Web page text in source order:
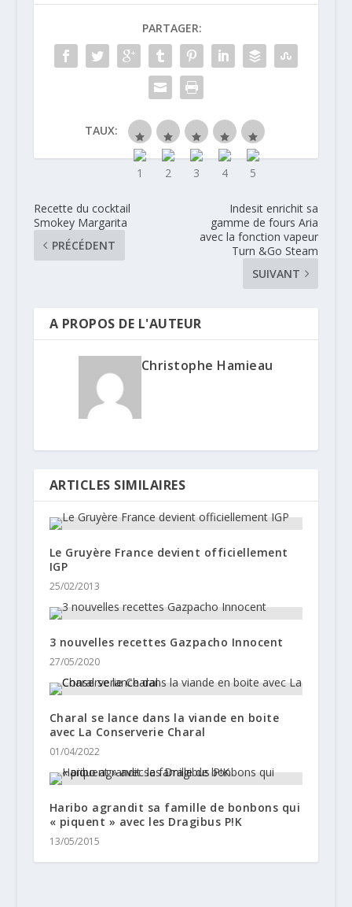
PARTAGER:
TAUX:
Recette du cocktail
Smokey Margarita
PRÉCÉDENT
Indesit enrichit sa
gamme de fours Aria
avec la fonction vapeur
Turn &Go Steam
SUIVANT
A PROPOS DE L'AUTEUR
Christophe Hamieau
ARTICLES SIMILAIRES
Le Gruyère France devient officiellement
IGP
25/02/2013
3 nouvelles recettes Gazpacho Innocent
27/05/2020
Charal se lance dans la viande en boite
avec La Conserverie Charal
01/04/2022
Haribo agrandit sa famille de bonbons qui
« piquent » avec les Dragibus P!K
13/05/2015